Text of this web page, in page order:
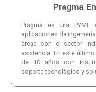
Pragma
Pragma es una
aplicaciones de
áreas son el sector
asistencia. En este
de 10 años con
soporte tecnológico y